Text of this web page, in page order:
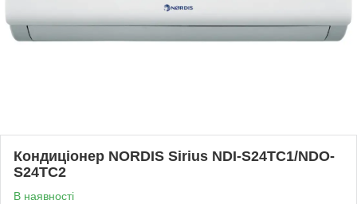
Кондиціонер NORDIS Sirius NDI-S24TC1/NDO-
S24TC2
В наявності